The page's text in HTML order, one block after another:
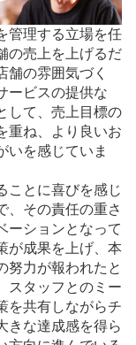
管理する立場を任
の売上を上げるだ
舗の雰囲気づく
ービスの提供な
して、売上目標の
重ね、より良いお
いを感じていま
ことに喜びを感じ
、その責任の重さ
ーションとなって
が成果を上げ、本
努力が報われたと
スタッフとのミー
を共有しながらチ
きな達成感を得ら